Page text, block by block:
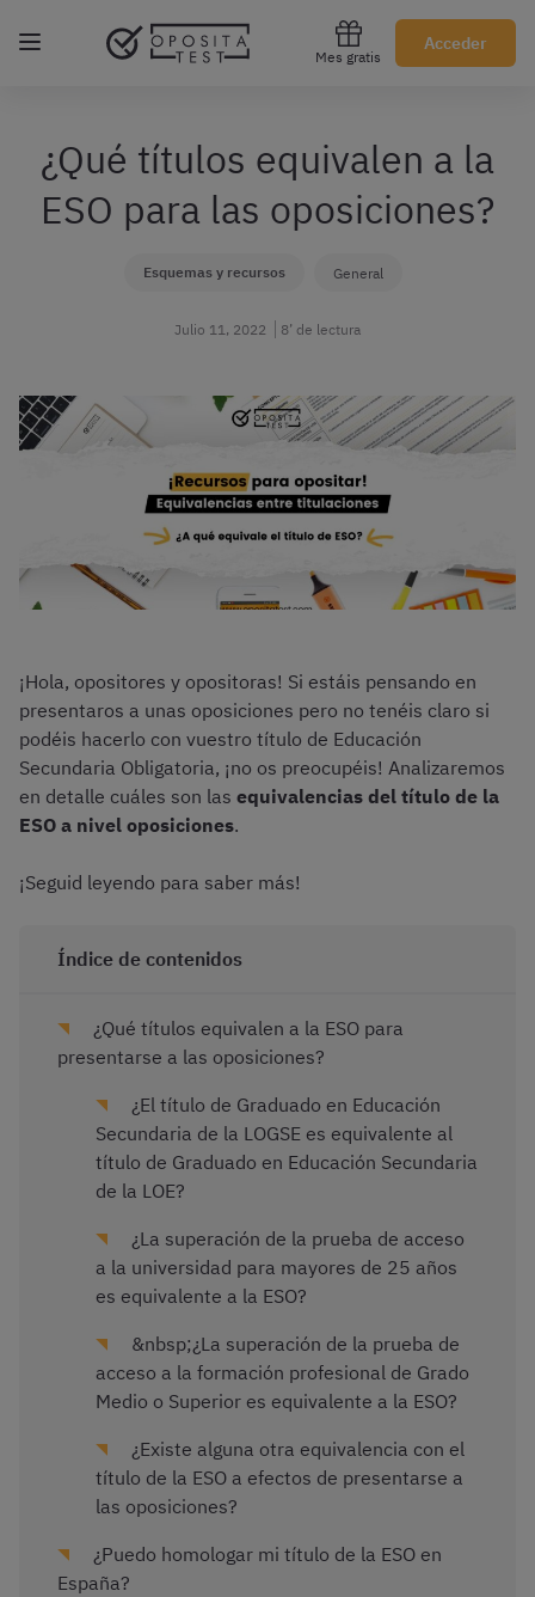
Mes gratis
Acceder
Regístrate gratis
¿Qué títulos equivalen a la
ESO para las oposiciones?
Esquemas y recursos General
Julio 11, 2022 8’ de lectura
¡Hola, opositores y opositoras! Si estáis pensando en
presentaros a unas oposiciones pero no tenéis claro si
podéis hacerlo con vuestro título de Educación
Secundaria Obligatoria, ¡no os preocupéis! Analizaremos
en detalle cuáles son las equivalencias del título de la
ESO a nivel oposiciones.
¡Seguid leyendo para saber más!
Índice de contenidos
¿Qué títulos equivalen a la ESO para
presentarse a las oposiciones?
¿El título de Graduado en Educación
Secundaria de la LOGSE es equivalente al
título de Graduado en Educación Secundaria
de la LOE?
¿La superación de la prueba de acceso
a la universidad para mayores de 25 años
es equivalente a la ESO?
&nbsp;¿La superación de la prueba de
acceso a la formación profesional de Grado
Medio o Superior es equivalente a la ESO?
¿Existe alguna otra equivalencia con el
título de la ESO a efectos de presentarse a
las oposiciones?
¿Puedo homologar mi título de la ESO en
España?